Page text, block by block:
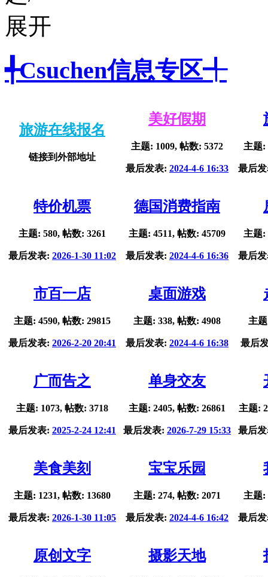
╃Csuchen信息专区╃
旅游在线报名
链接到外部地址
美好假期
主题: 1009, 帖数: 5372
最后发表: 2024-4-6 16:33
主题:
最后
特价机票
主题: 580, 帖数: 3261
最后发表: 2026-1-30 11:02
德国消费指南
主题: 4511, 帖数: 45709
最后发表: 2024-4-6 16:36
主题:
最后
市百一店
主题: 4590, 帖数: 29815
最后发表: 2026-2-20 20:41
桌面游戏
主题: 338, 帖数: 4908
最后发表: 2024-4-6 16:38
主
最后
广而告之
主题: 1073, 帖数: 3718
最后发表: 2025-2-24 12:41
单身交友
主题: 2405, 帖数: 26861
最后发表: 2026-7-29 15:33
主题:
最后
美食美刻
主题: 1231, 帖数: 13680
最后发表: 2026-1-30 11:05
宝宝乐园
主题: 274, 帖数: 2071
最后发表: 2024-4-6 16:42
主题:
最后
原创文字 摄影天地